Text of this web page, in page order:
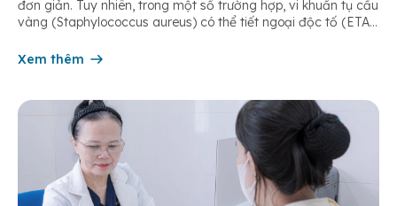
đơn giản. Tuy nhiên, trong một số trường hợp, vi khuẩn tụ cầu
vàng (Staphylococcus aureus) có thể tiết ngoại độc tố (ETA
(Staphylococcal Scalded Skin Syndrome – SSSS) – một […]
Xem thêm